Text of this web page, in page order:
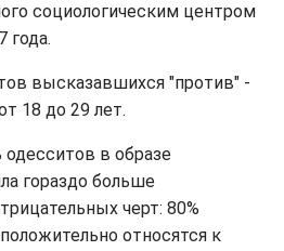
социологическим центром
года.
высказавшихся "против" -
18 до 29 лет.
в образе
гораздо больше
черт: 80%
относятся к